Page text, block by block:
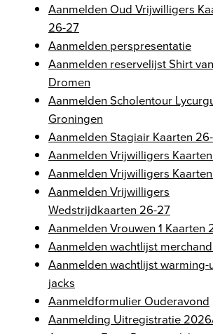
Aanmelden Oud Vrijwilligers
26-27
Aanmelden perspresentatie
Aanmelden reservelijst Shirt
Dromen
Aanmelden Scholentour
Groningen
Aanmelden Stagiair Kaarten
Aanmelden Vrijwilligers
Aanmelden Vrijwilligers
Aanmelden Vrijwilligers
Wedstrijdkaarten 26-27
Aanmelden Vrouwen 1 Kaarten
Aanmelden wachtlijst
Aanmelden wachtlijst warming-
jacks
Aanmeldformulier Ouderavond
Aanmelding Uitregistratie